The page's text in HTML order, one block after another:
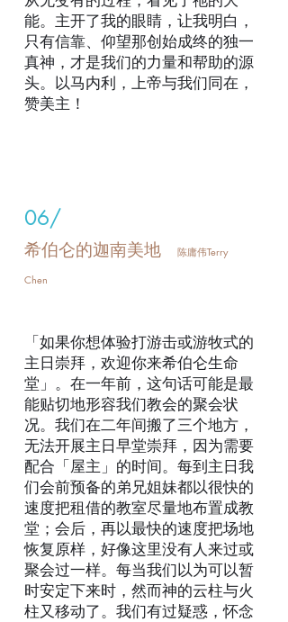
能。主开了我的眼睛，让我明白，
只有信靠、仰望那创始成终的独一
真神，才是我们的力量和帮助的源
头。以马内利，上帝与我们同在，
赞美主！
06/
希伯仑的迦南美地 陈庸伟Terry
Chen
「如果你想体验打游击或游牧式的
主日崇拜，欢迎你来希伯仑生命
堂」。在一年前，这句话可能是最
能贴切地形容我们教会的聚会状
况。我们在二年间搬了三个地方，
无法开展主日早堂崇拜，因为需要
配合「屋主」的时间。每到主日我
们会前预备的弟兄姐妹都以很快的
速度把租借的教室尽量地布置成教
堂；会后，再以最快的速度把场地
恢复原样，好像这里没有人来过或
聚会过一样。每当我们以为可以暂
时安定下来时，然而神的云柱与火
柱又移动了。我们有过疑惑，怀念